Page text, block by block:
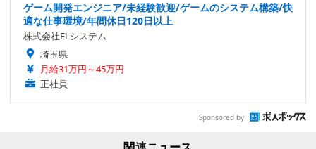
ゲーム開発エンジニア/未経験歓迎/ゲームのシステム構築/快
適な仕事環境/年間休日120日以上
株式会社ELシステム
埼玉県
月給31万円～45万円
正社員
Sponsored by
関連ニュース